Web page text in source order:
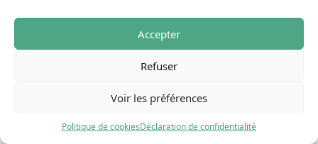
Accepter
Refuser
Voir les préférences
Politique de cookiesDéclaration de confidentialité